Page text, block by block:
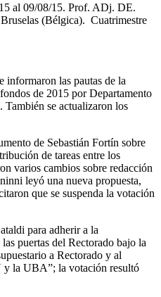
al 09/08/15. Prof. ADj. DE.
(Bélgica). Cuatrimestre
informaron las pautas de la
de 2015 por Departamento
También se actualizaron los
de Sebastián Fortín sobre
de tareas entre los
varios cambios sobre redacción
leyó una nueva propuesta,
que se suspenda la votación
para adherir a la
puertas del Rectorado bajo la
a Rectorado y al
la UBA”; la votación resultó